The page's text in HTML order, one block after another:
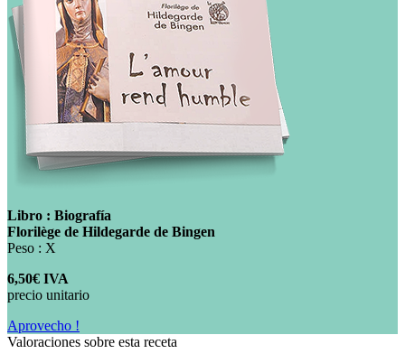
Libro : Biografía
Florilège de Hildegarde de Bingen
Peso : X
6,50€ IVA
precio unitario
Aprovecho !
Valoraciones sobre esta receta